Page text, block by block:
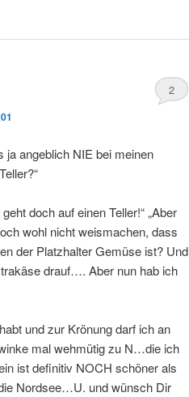
2
ja angeblich NIE bei meinen
doch auf einen Teller!“ „Aber
wohl nicht weismachen, dass
der Platzhalter Gemüse ist? Und
drauf…. Aber nun hab ich
und zur Krönung darf ich an
mal wehmütig zu N…die ich
ist definitiv NOCH schöner als
Nordsee…U. und wünsch Dir